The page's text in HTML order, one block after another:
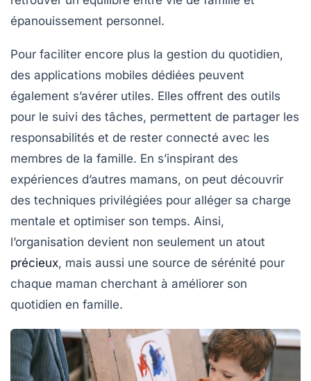
épanouissement personnel.
Pour faciliter encore plus la gestion du quotidien,
des applications mobiles dédiées peuvent
également s’avérer utiles. Elles offrent des outils
pour le suivi des tâches, permettent de partager les
responsabilités et de rester connecté avec les
membres de la famille. En s’inspirant des
expériences d’autres mamans, on peut découvrir
des techniques privilégiées pour alléger sa charge
mentale et optimiser son temps. Ainsi,
l’organisation devient non seulement un atout
précieux, mais aussi une source de sérénité pour
chaque maman cherchant à améliorer son
quotidien en famille.